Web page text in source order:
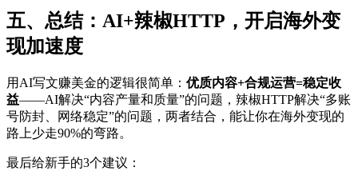
五、总结：AI+辣椒HTTP，开启海外变
现加速度
用AI写文赚美金的逻辑很简单： 优质内容+合规运营=稳定收
益——AI解决“内容产量和质量”的问题，辣椒HTTP解决“多账
号防封、网络稳定”的问题，两者结合，能让你在海外变现的
路上少走90%的弯路。
最后给新手的3个建议：